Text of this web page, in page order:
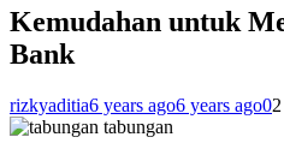
Kemudahan untuk
Bank
rizkyaditia6 years ago6 years ago0
tabungan